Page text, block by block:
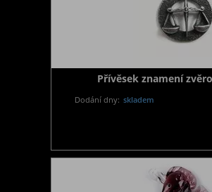
Přívěsek znamení
Dodání dny: skladem